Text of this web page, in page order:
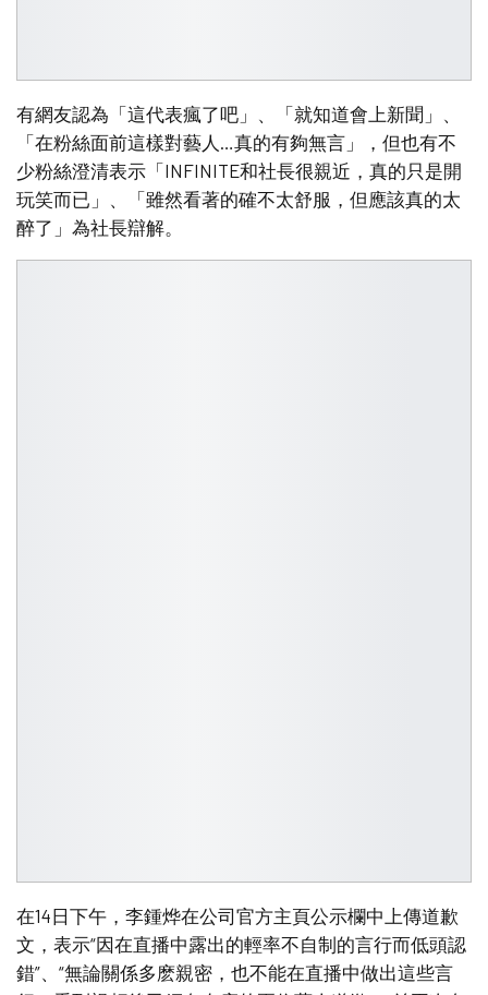
有網友認為「這代表瘋了吧」、「就知道會上新聞」、
「在粉絲面前這樣對藝人…真的有夠無言」，但也有不
少粉絲澄清表示「INFINITE和社長很親近，真的只是開
玩笑而已」、「雖然看著的確不太舒服，但應該真的太
醉了」為社長辯解。
在14日下午，李鍾烨在公司官方主頁公示欄中上傳道歉
文，表示“因在直播中露出的輕率不自制的言行而低頭認
錯”、“無論關係多麽親密，也不能在直播中做出這些言